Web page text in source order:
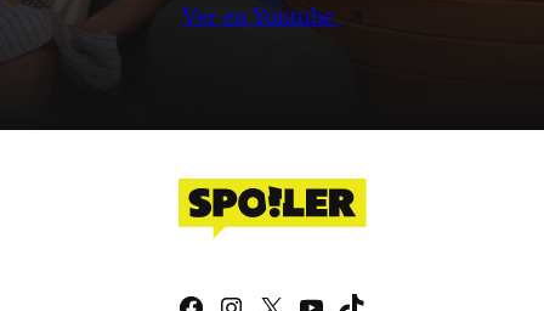
Ver en Youtube
Facebook
Instagram
X YouTube